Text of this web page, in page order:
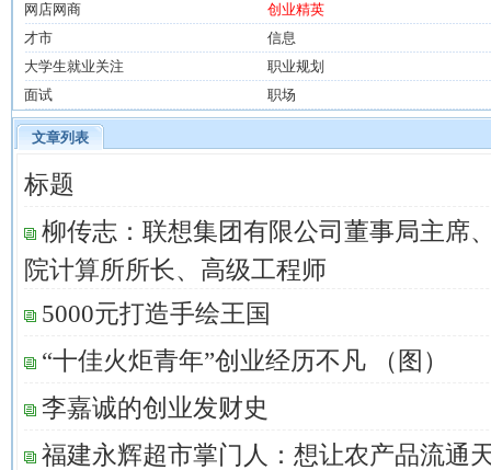
网店网商
创业精英
才市
信息
大学生就业关注
职业规划
面试
职场
文章列表
标题
柳传志：联想集团有限公司董事局主席
院计算所所长、高级工程师
5000元打造手绘王国
“十佳火炬青年”创业经历不凡 （图）
李嘉诚的创业发财史
福建永辉超市掌门人：想让农产品流通